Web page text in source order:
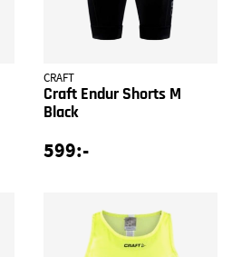
CRAFT
Craft Endur Shorts M
Black
599:-